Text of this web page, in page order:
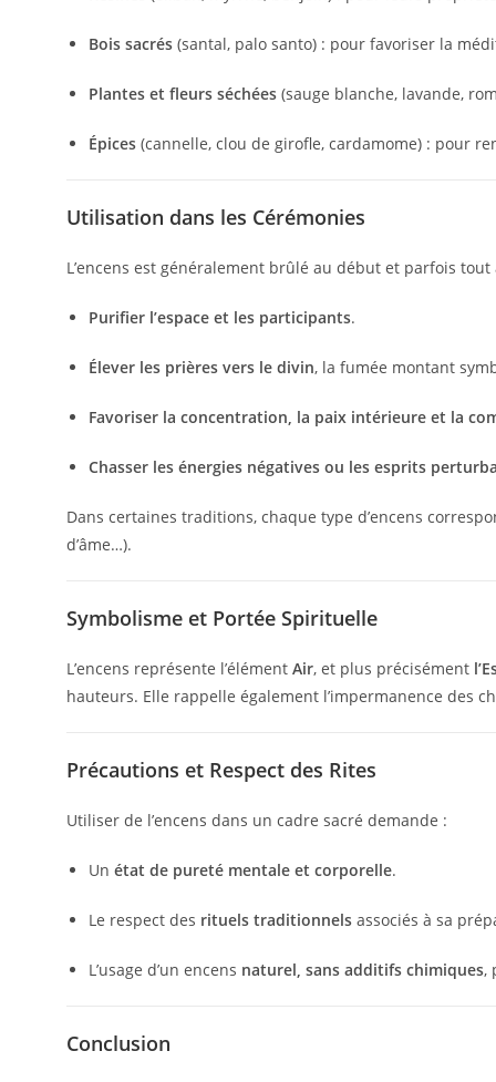
Bois sacrés (santal, palo santo) : pour favoriser la
Plantes et fleurs séchées (sauge blanche, lavande,
Épices (cannelle, clou de girofle, cardamome) : pour
Utilisation dans les Cérémonies
L’encens est généralement brûlé au début et parfois
Purifier l’espace et les participants.
Élever les prières vers le divin, la fumée montant
Favoriser la concentration, la paix intérieure et la
Chasser les énergies négatives ou les esprits
Dans certaines traditions, chaque type d’encens
d’âme…).
Symbolisme et Portée Spirituelle
L’encens représente l’élément Air, et plus précisément
hauteurs. Elle rappelle également l’impermanence des
Précautions et Respect des Rites
Utiliser de l’encens dans un cadre sacré demande :
Un état de pureté mentale et corporelle.
Le respect des rituels traditionnels associés à sa
L’usage d’un encens naturel, sans additifs chimiques,
Conclusion